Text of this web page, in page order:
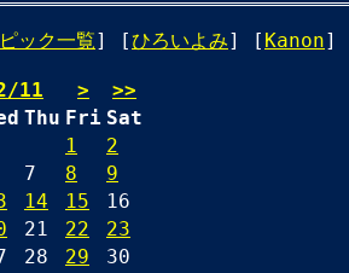
ック一覧] [ひろいよみ] [ Kanon]
11 >
>>
Thu Fri Sat
1
2
7 8
9
14 15
16
21 22
23
28 29 30